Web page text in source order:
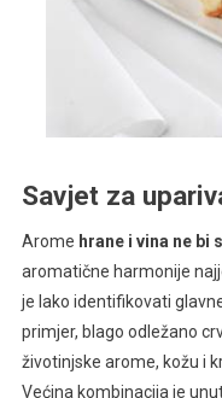
Savjet za
Arome hrane i vina ne bi
aromatične harmonije
je lako identifikovati
primjer, blago odležano
životinjske arome, kožu i
Većina kombinacija je